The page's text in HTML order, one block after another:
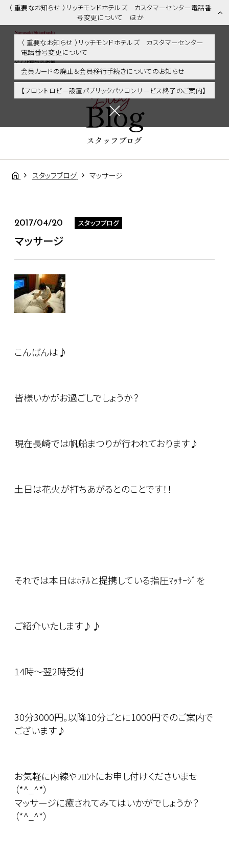
（ 重要なお知らせ ）リッチモンドホテルズ カスタマーセンター電話番
号変更について ほか
（ 重要なお知らせ ）リッチモンドホテルズ カスタマーセンター
電話番号変更について
会員カードの廃止＆会員移行手続きについてのお知らせ
【フロントロビー設置パブリックパソコンサービス終了のご案内】
スタッフブログ | 長崎市内・観光・グルメに好アクセス！リッチモンド
ホテル長崎思案橋
Blog
Blog
スタッフブログ
スタッフブログ マッサージ
2017/04/20 スタッフブログ
マッサージ
こんばんは♪
皆様いかがお過ごしでしょうか？
現在長崎では帆船まつりが行われております♪
土日は花火が打ちあがるとのことです！！
それでは本日はﾎﾃﾙと提携している指圧ﾏｯｻｰｼﾞを
ご紹介いたします♪♪
14時～翌2時受付
30分3000円｡以降10分ごとに1000円でのご案内で
ございます♪
お気軽に内線やﾌﾛﾝﾄにお申し付けくださいませ
（*^_^*）
マッサージに癒されてみてはいかがでしょうか？
（*^_^*）